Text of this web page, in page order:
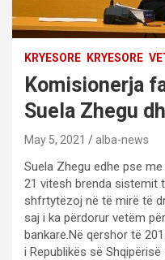
KRYESORE KRYESORE
Komisionerja
Suela Zhegu
May 5, 2021 alba-news
Suela Zhegu edhe pse
21 vitesh brenda sistemit
shfrtytëzoj në të mirë të
saj i ka përdorur vetëm
bankare.Në qershor të
i Republikës së